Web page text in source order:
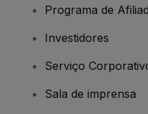
Programa de
Investidores
Serviço
Sala de imprensa